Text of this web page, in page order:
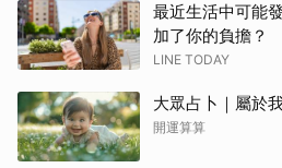
最近生活中可能
加了你的負擔？
LINE TODAY
大眾占卜｜屬於
開運算算